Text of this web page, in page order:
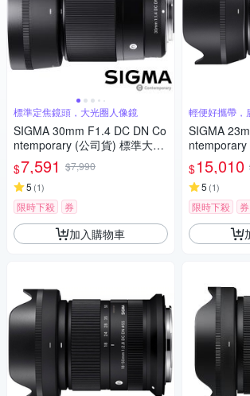
標準定焦鏡頭，大光圈人像鏡
SIGMA 30mm F1.4 DC DN Co
ntemporary (公司貨) 標準大光
圈定焦鏡頭 人像鏡 APS-C 無反
微單眼專用鏡頭
$7,591 $7,990
5 (1)
限時下殺 券
加入購物車
輕便好攜帶，
麗淺景深
SIGMA
士接環 (公
焦鏡 人像鏡
專用鏡頭
$15,010
5 (1)
限時下殺 券